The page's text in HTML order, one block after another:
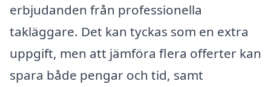
erbjudanden från professionella
takläggare. Det kan tyckas som en extra
uppgift, men att jämföra flera offerter kan
spara både pengar och tid, samt